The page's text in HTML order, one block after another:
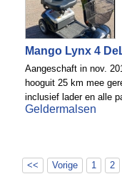
Mango Lynx 4
Aangeschaft in nov.
hooguit 25 km mee
inclusief lader en alle
Geldermalsen
<< Vorige 1 2